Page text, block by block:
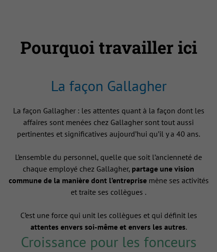
Pourquoi travailler ici
La façon Gallagher
La façon Gallagher : les attentes quant à la façon dont les
affaires sont menées chez Gallagher sont tout aussi
pertinentes et significatives aujourd’hui qu’il y a 40 ans.
L’ensemble du personnel, quelle que soit l’ancienneté de
chaque employé chez Gallagher, partage une vision
commune de la manière dont l’entreprisemène ses activités
et traite ses collègues .
C’est une force qui unit les collègues et qui définit les
attentes envers soi-même et envers les autres.
Croissance pour les fonceurs